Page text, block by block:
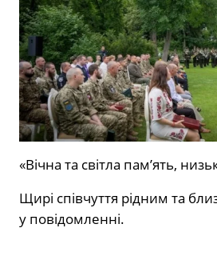
«Вічна та світла пам’ять,
Щирі співчуття рідним та
у повідомленні.